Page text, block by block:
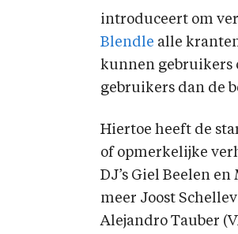
introduceert om
Blendle alle
kunnen gebruikers
gebruikers dan de
Hiertoe heeft de
of opmerkelijke
DJ’s Giel Beelen
meer Joost
Alejandro Tauber